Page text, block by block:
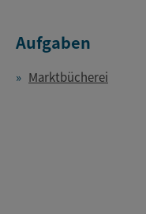
Aufgaben
Marktbücherei